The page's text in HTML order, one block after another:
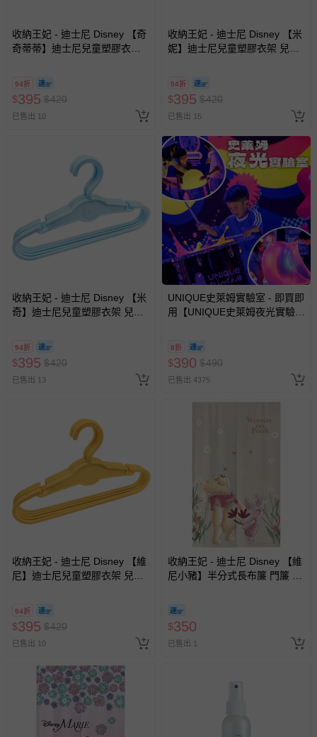
收納王妃 - 迪士尼 Disney 【奇
奇蒂蒂】迪士尼兒童塑膠衣架
94折
$395 $420
已售出 10
收納王妃 - 迪士尼 Disney 【米
妮】迪士尼兒童塑膠衣架 兒童
94折
$395 $420
已售出 15
收納王妃 - 迪士尼 Disney 【米
奇】迪士尼兒童塑膠衣架 兒童
94折
$395 $420
已售出 13
UNIQUE史萊姆實驗室 - 即買即
用【UNIQUE史萊姆夜光實驗室
訂單編號兌換，逾期作廢) (大
人小孩均一價(3歲以上需購票))
8折
$390 $490
已售出 4375
收納王妃 - 迪士尼 Disney 【維
尼】迪士尼兒童塑膠衣架 兒童
94折
$395 $420
已售出 10
收納王妃 - 迪士尼 Disney 【維
尼小豬】半分式長布簾 門簾 窗
$350
已售出 1